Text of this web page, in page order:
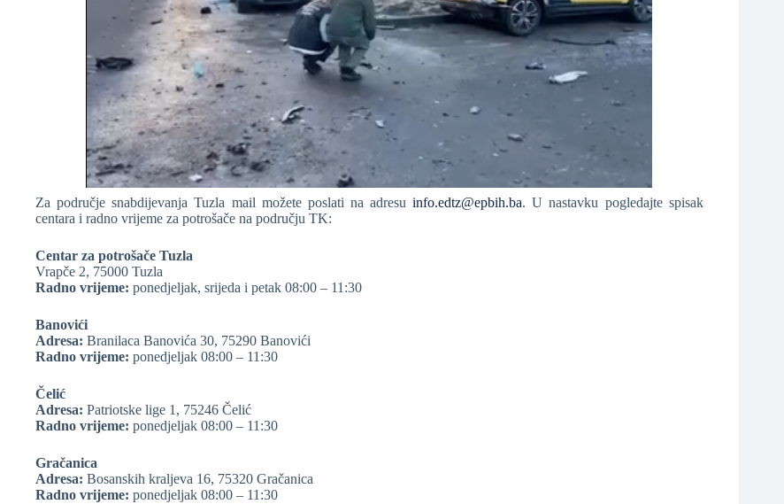
Za područje snabdijevanja Tuzla mail možete poslati na adresuinfo.edtz@epbih.ba. U nastavku pogledajte spisak
centara i radno vrijeme za potrošače na području TK:
Centar za potrošače Tuzla
Vrapče 2, 75000 Tuzla
Radno vrijeme: ponedjeljak, srijeda i petak 08:00 – 11:30
Banovići
Adresa: Branilaca Banovića 30, 75290 Banovići
Radno vrijeme: ponedjeljak 08:00 – 11:30
Čelić
Adresa: Patriotske lige 1, 75246 Čelić
Radno vrijeme: ponedjeljak 08:00 – 11:30
Gračanica
Adresa: Bosanskih kraljeva 16, 75320 Gračanica
Radno vrijeme: ponedjeljak 08:00 – 11:30